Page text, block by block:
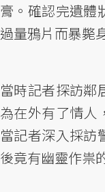
膏。確認完遺體
過量鴉片而暴斃
當時記者探訪鄰
為在外有了情人
當記者深入採訪
後竟有幽靈作祟